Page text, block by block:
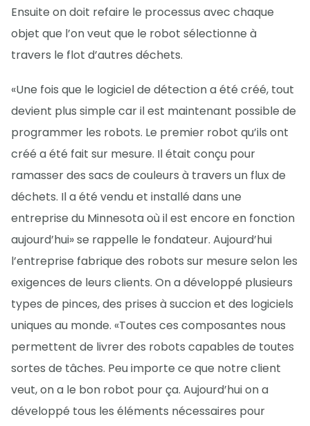
Ensuite on doit refaire le processus avec chaque
objet que l’on veut que le robot sélectionne à
travers le flot d’autres déchets.
«Une fois que le logiciel de détection a été créé, tout
devient plus simple car il est maintenant possible de
programmer les robots. Le premier robot qu’ils ont
créé a été fait sur mesure. Il était conçu pour
ramasser des sacs de couleurs à travers un flux de
déchets. Il a été vendu et installé dans une
entreprise du Minnesota où il est encore en fonction
aujourd’hui» se rappelle le fondateur. Aujourd’hui
l’entreprise fabrique des robots sur mesure selon les
exigences de leurs clients. On a développé plusieurs
types de pinces, des prises à succion et des logiciels
uniques au monde. «Toutes ces composantes nous
permettent de livrer des robots capables de toutes
sortes de tâches. Peu importe ce que notre client
veut, on a le bon robot pour ça. Aujourd’hui on a
développé tous les éléments nécessaires pour